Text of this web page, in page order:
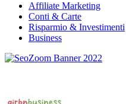
Affiliate Marketing
Conti & Carte
Risparmio & Investimenti
Business